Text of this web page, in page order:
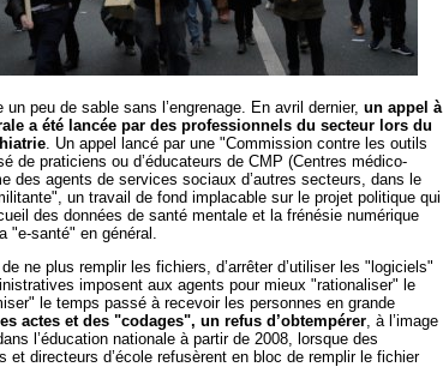
un peu de sable sans l’engrenage. En avril dernier, un appel à
a été lancée par des professionnels du secteur lors du
. Un appel lancé par une "Commission contre les outils
de praticiens ou d’éducateurs de CMP (Centres médico-
des agents de services sociaux d’autres secteurs, dans le
un travail de fond implacable sur le projet politique qui
des données de santé mentale et la frénésie numérique
"e-santé" en général.
de ne plus remplir les fichiers, d’arrêter d’utiliser les "logiciels"
imposent aux agents pour mieux "rationaliser" le
le temps passé à recevoir les personnes en grande
actes et des "codages", un refus d’obtempérer , à l’image
l’éducation nationale à partir de 2008, lorsque des
et directeurs d’école refusèrent en bloc de remplir le fichier